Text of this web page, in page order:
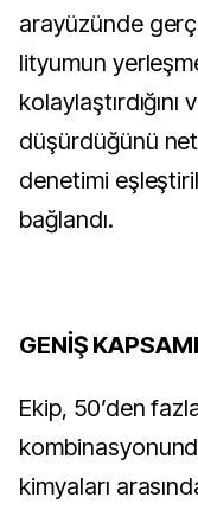
arayüzünde
lityumun
düşürdüğünü
denetimi
bağlandı.
GENİŞ
Ekip, 50’den
kimyaları